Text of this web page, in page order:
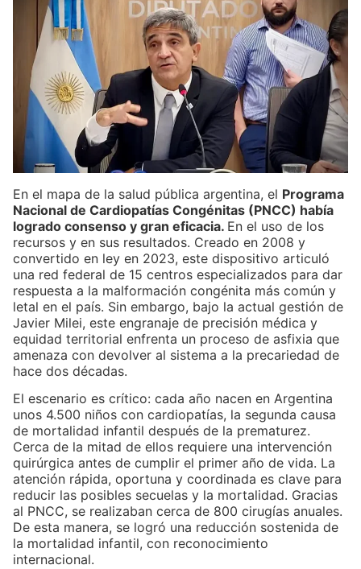
En el mapa de la salud pública argentina, el Programa
Nacional de Cardiopatías Congénitas (PNCC) había
logrado consenso y gran eficacia. En el uso de los
recursos y en sus resultados. Creado en 2008 y
convertido en ley en 2023, este dispositivo articuló
una red federal de 15 centros especializados para dar
respuesta a la malformación congénita más común y
letal en el país. Sin embargo, bajo la actual gestión de
Javier Milei, este engranaje de precisión médica y
equidad territorial enfrenta un proceso de asfixia que
amenaza con devolver al sistema a la precariedad de
hace dos décadas.
El escenario es crítico: cada año nacen en Argentina
unos 4.500 niños con cardiopatías, la segunda causa
de mortalidad infantil después de la prematurez.
Cerca de la mitad de ellos requiere una intervención
quirúrgica antes de cumplir el primer año de vida. La
atención rápida, oportuna y coordinada es clave para
reducir las posibles secuelas y la mortalidad. Gracias
al PNCC, se realizaban cerca de 800 cirugías anuales.
De esta manera, se logró una reducción sostenida de
la mortalidad infantil, con reconocimiento
internacional.